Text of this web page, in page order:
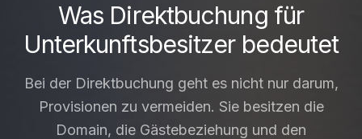
Was Direktbuchung für
Unterkunftsbesitzer bedeutet
Bei der Direktbuchung geht es nicht nur darum,
Provisionen zu vermeiden. Sie besitzen die
Domain, die Gästebeziehung und den